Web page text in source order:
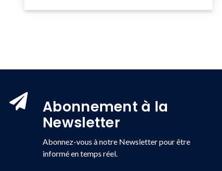
Abonnement à la
Newsletter
Abonnez-vous à notre Newsletter pour être
informé en temps réel.